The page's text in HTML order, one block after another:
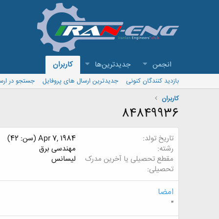
انجمن جدیدترین‌ها کاربران
بازدید کنندگان کنونی جدیدترین ارسال های پروفایل
جستجو در
کاربران
84849936
تاریخ تولد
Apr 7, 1984 (سن: 42)
رشته
مهندسی برق
مقطع تحصیلی یا آخرین مدرک
تحصیلی
لیسانس
امضا
"